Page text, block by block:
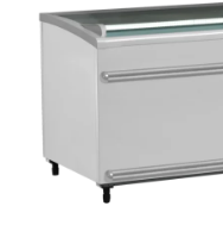
GASTRO
Recenze Akce
Montáže spotřebičů